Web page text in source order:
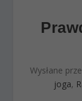
Wysłane
joga,